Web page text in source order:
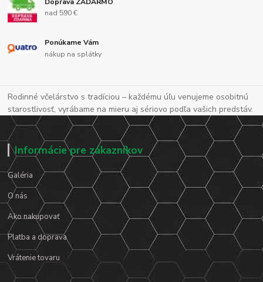
nad 590 €
Ponúkame Vám
nákup na splátky
Rodinné včelárstvo s tradíciou – každému úľu venujeme osobitnú
starostlivosť, vyrábame na mieru aj sériovo podľa vašich predstáv.
Informácie pre zákazníkov
Galéria
O nás
Ako nakupovať
Platba a doprava
Vrátenie tovaru